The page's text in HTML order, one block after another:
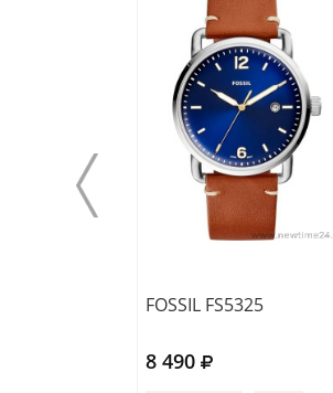
FOSSIL FS5325
8 490